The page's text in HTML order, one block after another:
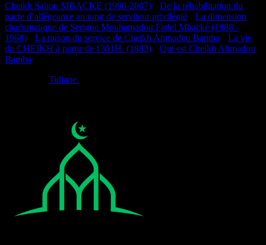
Cheikh Saliou MBACKE (1990-2007)
De la réhabilitation du
pacte d’allégeance au rang de serviteur privilégié
La dimension
charismatique de Serigne Mouhamadou Fadel Mbacké (1888 -
1968)
La raison du service de Cheikh Ahmadou Bamba
La vie
du CHEIKH à partir de 1301H. (1883)
Qui est Cheikh Ahmadou
Bamba
Tidiane.